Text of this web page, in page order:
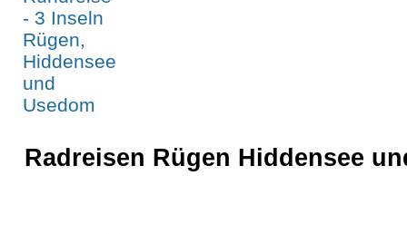
Radreisen Rügen Hiddensee